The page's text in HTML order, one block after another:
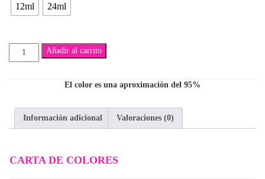
12ml 24ml
Andrés
cantidad
Añadir al carrito
El color es una aproximación del 95%
Información adicional Valoraciones (0)
CARTA DE COLORES